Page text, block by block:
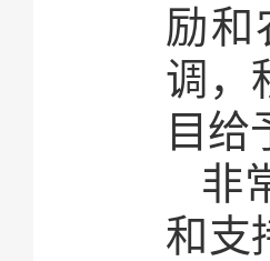
励和
调，
目给
非
和支